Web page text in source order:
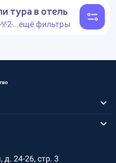
тура в отель
2...ещё фильтры
д. 24-26, стр. 3